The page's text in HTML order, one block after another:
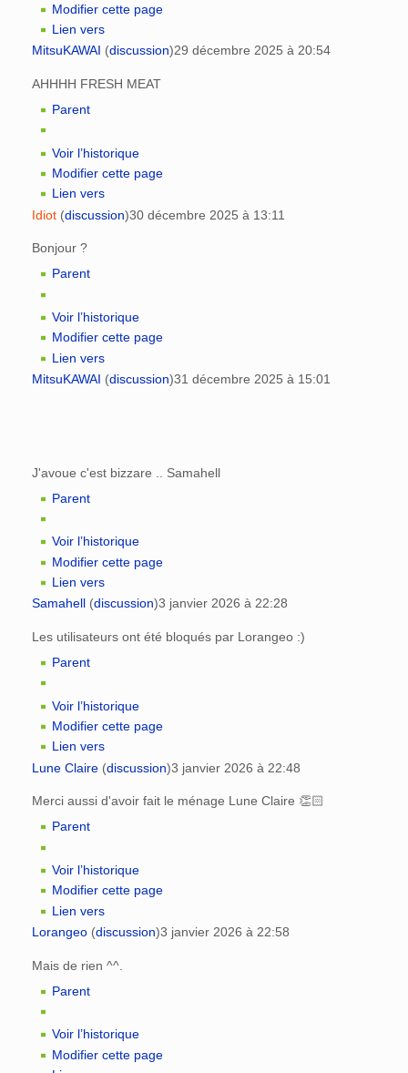
Modifier cette page
Lien vers
MitsuKAWAI (discussion)29 décembre 2025 à 20:54
AHHHH FRESH MEAT
Parent
Voir l’historique
Modifier cette page
Lien vers
Idiot (discussion)30 décembre 2025 à 13:11
Bonjour ?
Parent
Voir l’historique
Modifier cette page
Lien vers
MitsuKAWAI (discussion)31 décembre 2025 à 15:01
J'avoue c'est bizzare .. Samahell
Parent
Voir l’historique
Modifier cette page
Lien vers
Samahell (discussion)3 janvier 2026 à 22:28
Les utilisateurs ont été bloqués par Lorangeo :)
Parent
Voir l’historique
Modifier cette page
Lien vers
Lune Claire (discussion)3 janvier 2026 à 22:48
Merci aussi d'avoir fait le ménage Lune Claire 👏🏻
Parent
Voir l’historique
Modifier cette page
Lien vers
Lorangeo (discussion)3 janvier 2026 à 22:58
Mais de rien ^^.
Parent
Voir l’historique
Modifier cette page